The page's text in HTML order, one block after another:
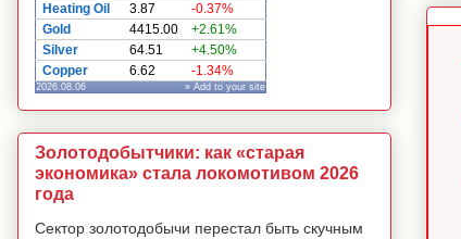
Heating Oil
3.87
-0.37%
Gold
4415.00
+2.61%
Silver
64.51
+4.50%
Copper
6.62 -1.34%
2026.08.06 » Add to your site
Золотодобытчики: как «старая
экономика» стала локомотивом 2026
года
Сектор золотодобычи перестал быть скучным